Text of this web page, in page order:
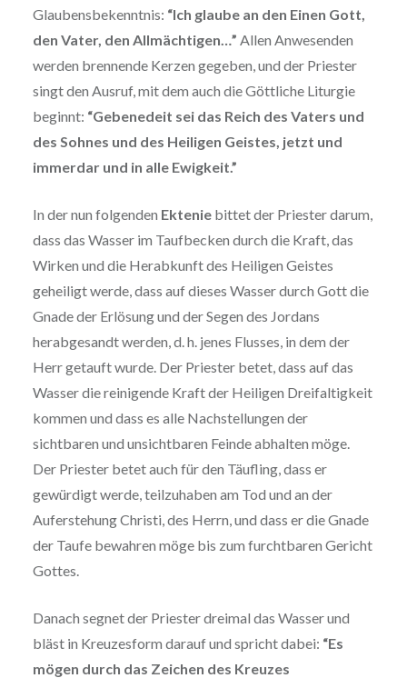
Glaubensbekenntnis: “Ich glaube an den Einen Gott,
den Vater, den Allmächtigen…” Allen Anwesenden
werden brennende Kerzen gegeben, und der Priester
singt den Ausruf, mit dem auch die Göttliche Liturgie
beginnt: “Gebenedeit sei das Reich des Vaters und
des Sohnes und des Heiligen Geistes, jetzt und
immerdar und in alle Ewigkeit.”
In der nun folgenden Ekteniebittet der Priester darum,
dass das Wasser im Taufbecken durch die Kraft, das
Wirken und die Herabkunft des Heiligen Geistes
geheiligt werde, dass auf dieses Wasser durch Gott die
Gnade der Erlösung und der Segen des Jordans
herabgesandt werden, d. h. jenes Flusses, in dem der
Herr getauft wurde. Der Priester betet, dass auf das
Wasser die reinigende Kraft der Heiligen Dreifaltigkeit
kommen und dass es alle Nachstellungen der
sichtbaren und unsichtbaren Feinde abhalten möge.
Der Priester betet auch für den Täufling, dass er
gewürdigt werde, teilzuhaben am Tod und an der
Auferstehung Christi, des Herrn, und dass er die Gnade
der Taufe bewahren möge bis zum furchtbaren Gericht
Gottes.
Danach segnet der Priester dreimal das Wasser und
bläst in Kreuzesform darauf und spricht dabei: “Es
mögen durch das Zeichen des Kreuzes